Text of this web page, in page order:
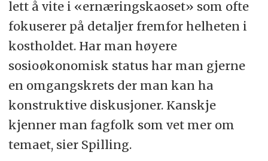
lett å vite i «ernæringskaoset» som ofte
fokuserer på detaljer fremfor helheten i
kostholdet. Har man høyere
sosioøkonomisk status har man gjerne
en omgangskrets der man kan ha
konstruktive diskusjoner. Kanskje
kjenner man fagfolk som vet mer om
temaet, sier Spilling.